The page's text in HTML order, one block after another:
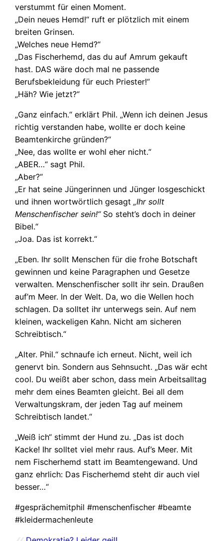
verstummt für einen Moment.
„Dein neues Hemd!“ ruft er plötzlich mit einem
breiten Grinsen.
„Welches neue Hemd?“
„Das Fischerhemd, das du auf Amrum gekauft
hast. DAS wäre doch mal ne passende
Berufsbekleidung für euch Priester!“
„Häh? Wie jetzt?“
„Ganz einfach.“ erklärt Phil. „Wenn ich deinen Jesus
richtig verstanden habe, wollte er doch keine
Beamtenkirche gründen?“
„Nee, das wollte er wohl eher nicht.“
„ABER…“ sagt Phil.
„Aber?“
„Er hat seine Jüngerinnen und Jünger losgeschickt
und ihnen wortwörtlich gesagt„Ihr sollt
Menschenfischer sein!“So steht’s doch in deiner
Bibel.“
„Joa. Das ist korrekt.“
„Eben. Ihr sollt Menschen für die frohe Botschaft
gewinnen und keine Paragraphen und Gesetze
verwalten. Menschenfischer sollt ihr sein. Draußen
auf’m Meer. In der Welt. Da, wo die Wellen hoch
schlagen. Da solltet ihr unterwegs sein. Auf nem
kleinen, wackeligen Kahn. Nicht am sicheren
Schreibtisch.“
„Alter. Phil.“ schnaufe ich erneut. Nicht, weil ich
genervt bin. Sondern aus Sehnsucht. „Das wär echt
cool. Du weißt aber schon, dass mein Arbeitsalltag
mehr dem eines Beamten gleicht. Bei all dem
Verwaltungskram, der jeden Tag auf meinem
Schreibtisch landet.“
„Weiß ich“ stimmt der Hund zu. „Das ist doch
Kacke! Ihr solltet viel mehr raus. Auf’s Meer. Mit
nem Fischerhemd statt im Beamtengewand. Und
ganz ehrlich: Das Fischerhemd steht dir auch viel
besser…“
#gesprächemitphil #menschenfischer #beamte
#kleidermachenleute